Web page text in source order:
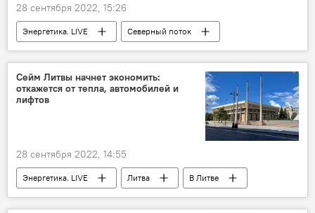
28 сентября 2022, 15:26
Энергетика. LIVE
Северный поток
В мире
Политика
Австрия
Европа
Сейм Литвы начнет экономить:
откажется от тепла, автомобилей и
лифтов
28 сентября 2022, 14:55
Энергетика. LIVE Литва
В Литве
Общество
Сейм Литвы
экономия